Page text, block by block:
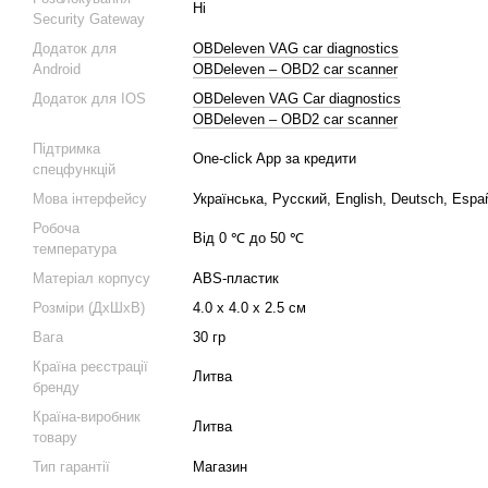
Security Gateway
Ні
Додаток для
Android
OBDeleven VAG car diagnostics
OBDeleven – OBD2 car scanner
Додаток для IOS
OBDeleven VAG Car diagnostics
OBDeleven – OBD2 car scanner
Підтримка
спецфункцій
One-click App за кредити
Мова інтерфейсу
Українська, Русский, English, Deutsch,
Робоча
температура
Від 0 ℃ до 50 ℃
Матеріал корпусу
ABS-пластик
Розміри (ДхШхВ)
4.0 х 4.0 х 2.5 см
Вага
30 гр
Країна реєстрації
бренду
Литва
Країна-виробник
товару
Литва
Тип гарантії
Магазин